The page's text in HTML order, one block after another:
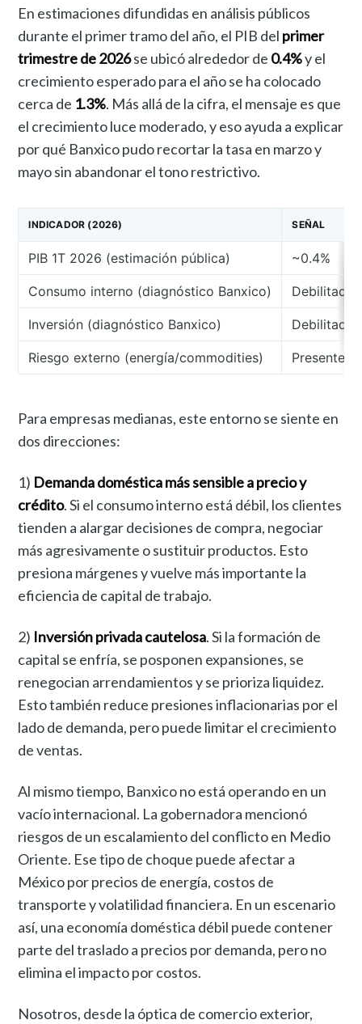
En estimaciones difundidas en análisis públicos
durante el primer tramo del año, el PIB del primer
trimestre de 2026se ubicó alrededor de 0.4%y el
crecimiento esperado para el año se ha colocado
cerca de 1.3%. Más allá de la cifra, el mensaje es que
el crecimiento luce moderado, y eso ayuda a explicar
por qué Banxico pudo recortar la tasa en marzo y
mayo sin abandonar el tono restrictivo.
INDICADOR (2026) SEÑAL
PIB 1T 2026 (estimación pública) ~0.4%
Consumo interno (diagnóstico Banxico) Debilitado
Inversión (diagnóstico Banxico) Debilitada
Riesgo externo (energía/commodities) Presente
Para empresas medianas, este entorno se siente en
dos direcciones:
1) Demanda doméstica más sensible a precio y
crédito. Si el consumo interno está débil, los clientes
tienden a alargar decisiones de compra, negociar
más agresivamente o sustituir productos. Esto
presiona márgenes y vuelve más importante la
eficiencia de capital de trabajo.
2) Inversión privada cautelosa. Si la formación de
capital se enfría, se posponen expansiones, se
renegocian arrendamientos y se prioriza liquidez.
Esto también reduce presiones inflacionarias por el
lado de demanda, pero puede limitar el crecimiento
de ventas.
Al mismo tiempo, Banxico no está operando en un
vacío internacional. La gobernadora mencionó
riesgos de un escalamiento del conflicto en Medio
Oriente. Ese tipo de choque puede afectar a
México por precios de energía, costos de
transporte y volatilidad financiera. En un escenario
así, una economía doméstica débil puede contener
parte del traslado a precios por demanda, pero no
elimina el impacto por costos.
Nosotros, desde la óptica de comercio exterior,